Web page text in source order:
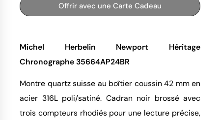
Offrir avec une Carte Cadeau
Michel Herbelin Newport Héritage
Chronographe 35664AP24BR
Montre quartz suisse au boîtier coussin 42 mm en
acier 316L poli/satiné. Cadran noir brossé avec
trois compteurs rhodiés pour une lecture précise,